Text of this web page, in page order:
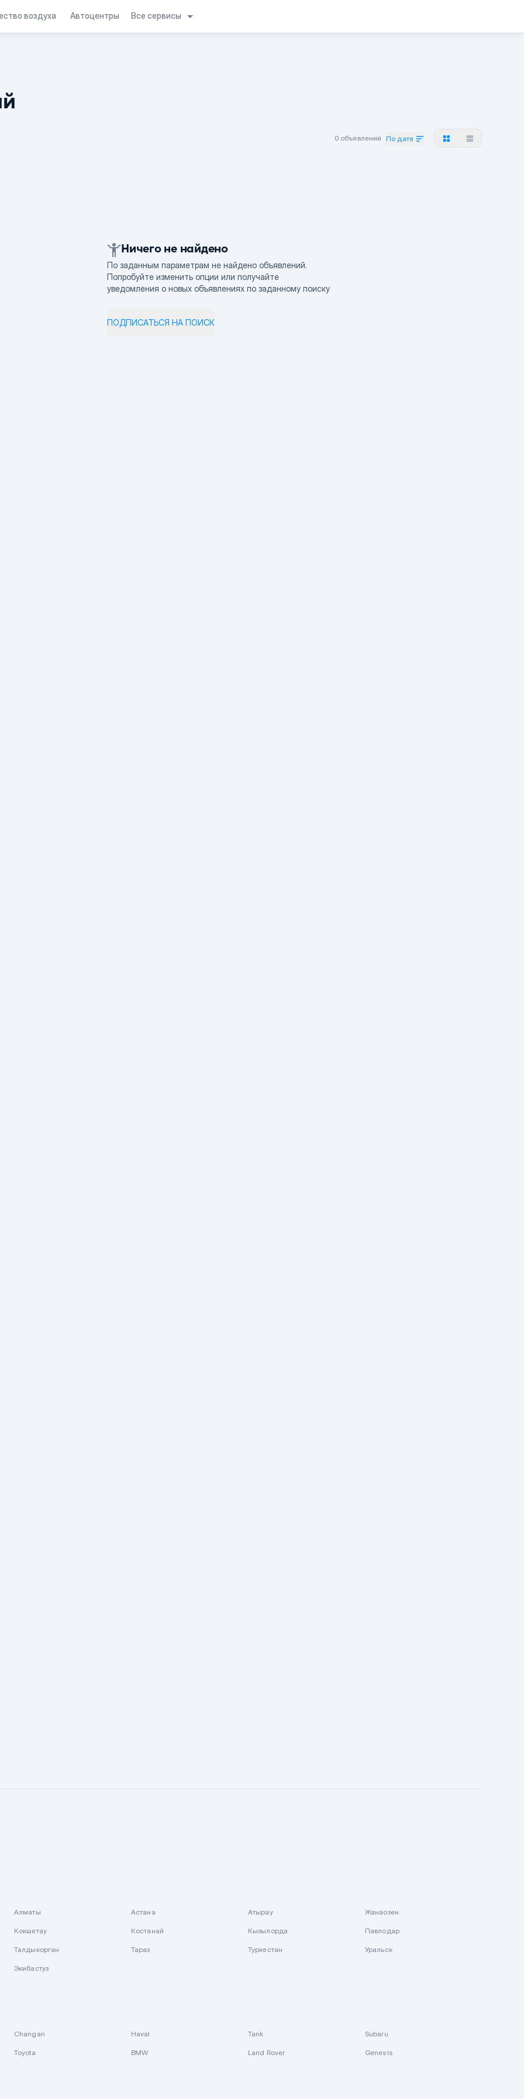
воздуха Автоцентры Все сервисы
0 объявлений По дате
Ничего не найдено
По заданным параметрам не найдено объявлений.
Попробуйте изменить опции или получайте
уведомления о новых объявлениях по заданному поиску
ПОДПИСАТЬСЯ НА ПОИСК
Алматы Астана Атырау Жанаозен
Кокшетау Костанай Кызылорда Павлодар
Талдыкорган Тараз Туркестан Уральск
Экибастуз
Changan Haval Tank Subaru
Toyota BMW Land Rover Genesis